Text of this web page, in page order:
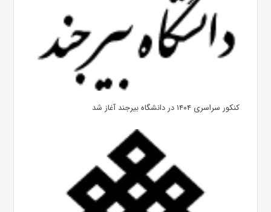
کنکور سراسری ۱۴۰۴ در دانشگاه بیرجند آغاز شد